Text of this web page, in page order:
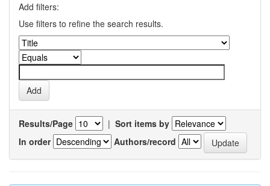
Add filters:
Use filters to refine the search results.
Results/Page | Sort items by
In order
Authors/record